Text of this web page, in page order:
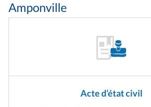
Amponville
Acte d’état civil